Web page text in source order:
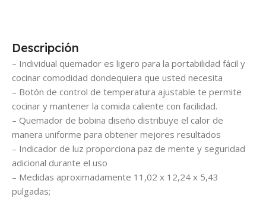
Descripción
– Individual quemador es ligero para la portabilidad fácil y
cocinar comodidad dondequiera que usted necesita
– Botón de control de temperatura ajustable te permite
cocinar y mantener la comida caliente con facilidad.
– Quemador de bobina diseño distribuye el calor de
manera uniforme para obtener mejores resultados
– Indicador de luz proporciona paz de mente y seguridad
adicional durante el uso
– Medidas aproximadamente 11,02 x 12,24 x 5,43
pulgadas;